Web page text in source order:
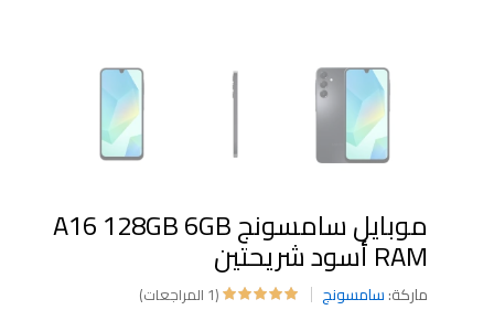
موبايل سامسونج A16 128GB 6GB
RAM أسود شريحتين
ماركة:سامسونج (1 المراجعات)